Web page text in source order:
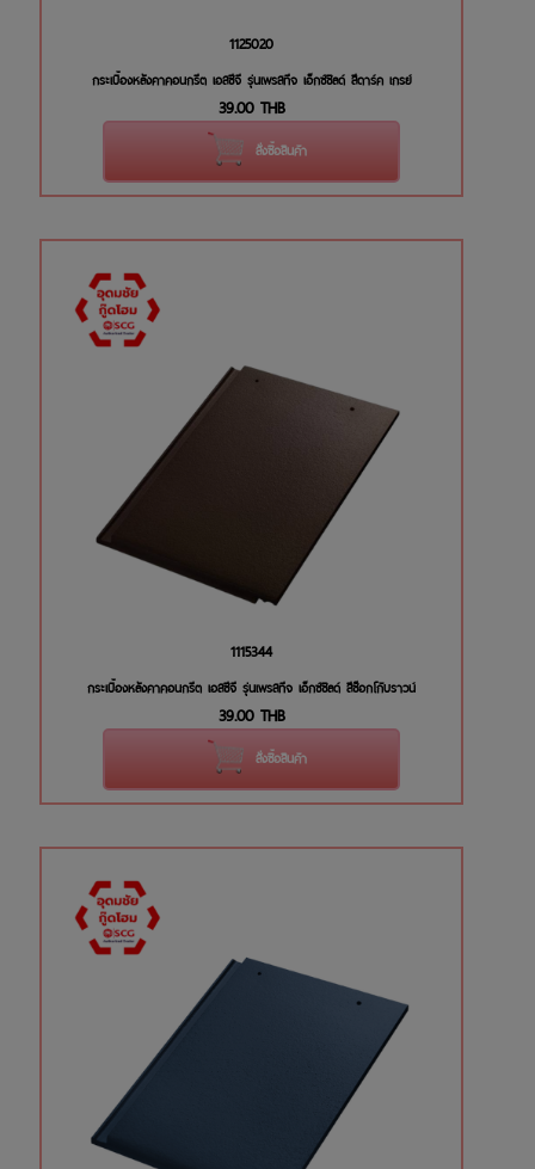
1125020
กระเบื้องหลังคาคอนกรีต เอสซีจี รุ่นเพรสทีจ เอ็กซ์ชิลด์ สีดาร์ค เกรย์
39.00 THB
สั่งซื้อสินค้า
1115344
กระเบื้องหลังคาคอนกรีต เอสซีจี รุ่นเพรสทีจ เอ็กซ์ชิลด์ สีช็อกโก้บราวน์
39.00 THB
สั่งซื้อสินค้า